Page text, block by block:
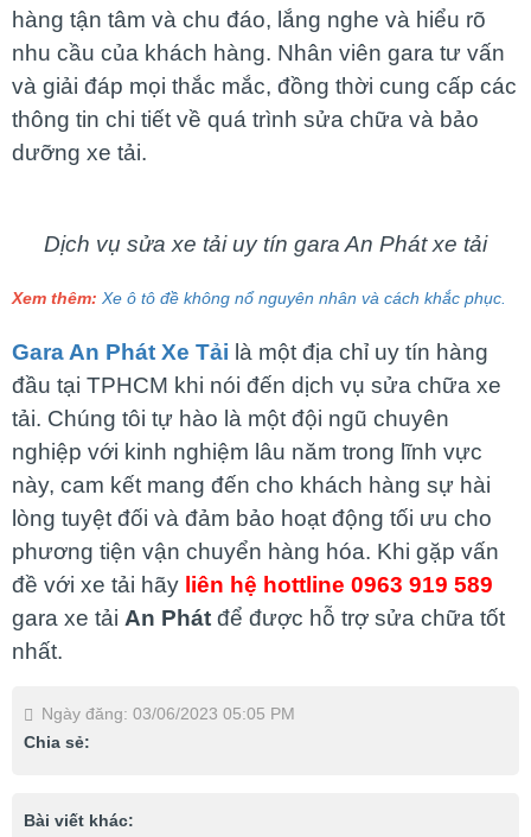
hàng tận tâm và chu đáo, lắng nghe và hiểu rõ
nhu cầu của khách hàng. Nhân viên gara tư vấn
và giải đáp mọi thắc mắc, đồng thời cung cấp các
thông tin chi tiết về quá trình sửa chữa và bảo
dưỡng xe tải.
Dịch vụ sửa xe tải uy tín gara An Phát xe tải
Xem thêm: Xe ô tô đề không nổ nguyên nhân và cách khắc phục.
Gara An Phát Xe Tải là một địa chỉ uy tín hàng
đầu tại TPHCM khi nói đến dịch vụ sửa chữa xe
tải. Chúng tôi tự hào là một đội ngũ chuyên
nghiệp với kinh nghiệm lâu năm trong lĩnh vực
này, cam kết mang đến cho khách hàng sự hài
lòng tuyệt đối và đảm bảo hoạt động tối ưu cho
phương tiện vận chuyển hàng hóa. Khi gặp vấn
đề với xe tải hãy liên hệ hottline 0963 919 589
gara xe tải An Phát để được hỗ trợ sửa chữa tốt
nhất.
Ngày đăng: 03/06/2023 05:05 PM
Chia sẻ:
Bài viết khác: